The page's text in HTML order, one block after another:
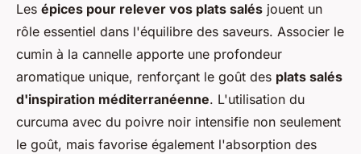
Les épices pour relever vos plats salés jouent un
rôle essentiel dans l'équilibre des saveurs. Associer le
cumin à la cannelle apporte une profondeur
aromatique unique, renforçant le goût des plats salés
d'inspiration méditerranéenne. L'utilisation du
curcuma avec du poivre noir intensifie non seulement
le goût, mais favorise également l'absorption des